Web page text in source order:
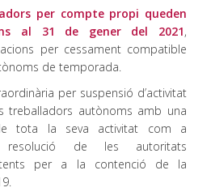
per compte propi queden
al 31 de gener del 2021,
per cessament compatible
de temporada.
per suspensió d’activitat
treballadors autònoms amb una
tota la seva activitat com a
resolució de les autoritats
per a la contenció de la